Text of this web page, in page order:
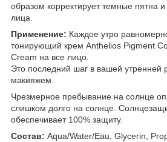
образом корректирует темные пятна
лица.
Применение: Каждое утро
тонирующий крем Anthelios Pigment
Cream на все лицо.
Это последний шаг в вашей утренней
макияжем.
Чрезмерное пребывание на солнце
слишком долго на солнце.
обеспечивает 100% защиту.
Состав: Aqua/Water/Eau, Glycerin,